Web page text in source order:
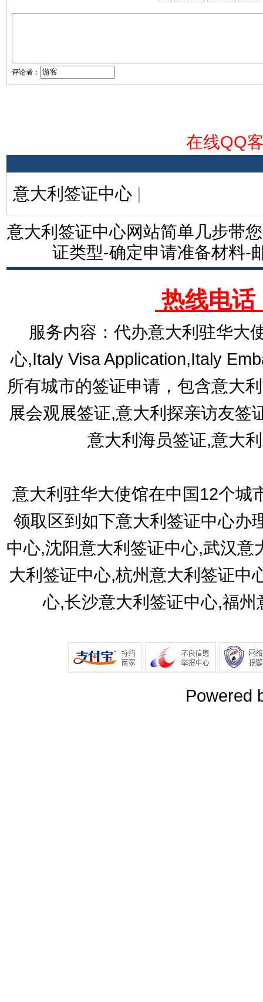
评论者：
在线QQ
意大利签证中心 |
意大利签证中心网站简单几步带
证类型-确定申请准备材料-
热线电话
服务内容：代办意大利驻华大
心,Italy Visa Application,Italy
所有城市的签证申请，包含意大
展会观展签证,意大利探亲访友签
意大利海员签证,意大
意大利驻华大使馆在中国12个城
领取区到如下意大利签证中心办
中心,沈阳意大利签证中心,武汉
大利签证中心,杭州意大利签证中
心,长沙意大利签证中心,福
Powered